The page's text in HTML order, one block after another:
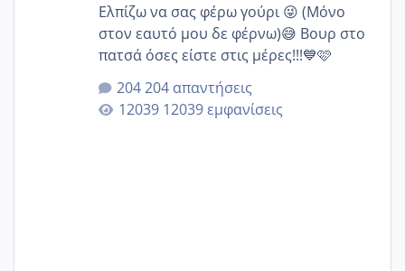
Ελπίζω να σας φέρω γούρι 😜 (Μόνο
στον εαυτό μου δε φέρνω)😅 Βουρ στο
πατσά όσες είστε στις μέρες!!!💙🩷
204 απαντήσεις
12039 εμφανίσεις